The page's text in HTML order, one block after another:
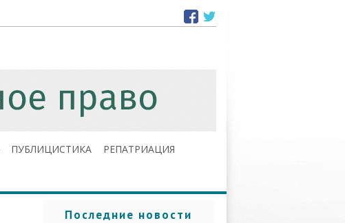
ПУБЛИЦИСТИКА РЕПАТРИАЦИЯ
Последние новости